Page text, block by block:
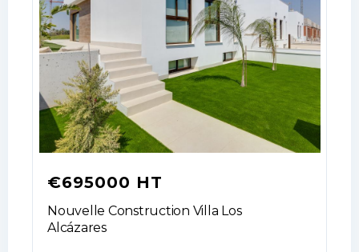
€695000 HT
Nouvelle Construction Villa Los
Alcázares
Log In
Don't have an account?
Password